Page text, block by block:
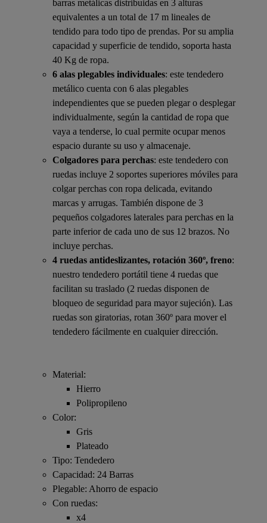
barras metálicas distribuidas en 3 alturas
equivalentes a un total de 17 m lineales de
tendido para todo tipo de prendas. Por su amplia
capacidad y superficie de tendido, soporta hasta
40 Kg de ropa.
6 alas plegables individuales: este tendedero
metálico cuenta con 6 alas plegables
independientes que se pueden plegar o desplegar
individualmente, según la cantidad de ropa que
vaya a tenderse, lo cual permite ocupar menos
espacio durante su uso y almacenaje.
Colgadores para perchas: este tendedero con
ruedas incluye 2 soportes superiores móviles para
colgar perchas con ropa delicada, evitando
marcas y arrugas. También dispone de 3
pequeños colgadores laterales para perchas en la
parte inferior de cada uno de sus 12 brazos. No
incluye perchas.
4 ruedas antideslizantes, rotación 360º, freno:
nuestro tendedero portátil tiene 4 ruedas que
facilitan su traslado (2 ruedas disponen de
bloqueo de seguridad para mayor sujeción). Las
ruedas son giratorias, rotan 360º para mover el
tendedero fácilmente en cualquier dirección.
Material:
Hierro
Polipropileno
Color:
Gris
Plateado
Tipo: Tendedero
Capacidad: 24 Barras
Plegable: Ahorro de espacio
Con ruedas:
x4